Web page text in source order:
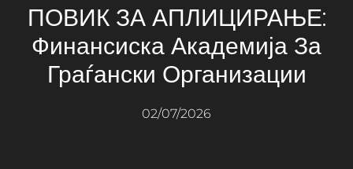
ПОВИК ЗА АПЛИЦИРАЊЕ:
Финансиска Академија За
Граѓански Организации
02/07/2026